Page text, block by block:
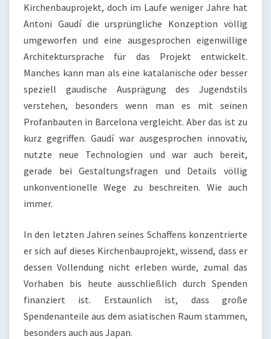
Kirchenbauprojekt, doch im Laufe weniger Jahre hat
Antoni Gaudí die ursprüngliche Konzeption völlig
umgeworfen und eine ausgesprochen eigenwillige
Architektursprache für das Projekt entwickelt.
Manches kann man als eine katalanische oder besser
speziell gaudische Ausprägung des Jugendstils
verstehen, besonders wenn man es mit seinen
Profanbauten in Barcelona vergleicht. Aber das ist zu
kurz gegriffen. Gaudí war ausgesprochen innovativ,
nutzte neue Technologien und war auch bereit,
gerade bei Gestaltungsfragen und Details völlig
unkonventionelle Wege zu beschreiten. Wie auch
immer.
In den letzten Jahren seines Schaffens konzentrierte
er sich auf dieses Kirchenbauprojekt, wissend, dass er
dessen Vollendung nicht erleben würde, zumal das
Vorhaben bis heute ausschließlich durch Spenden
finanziert ist. Erstaunlich ist, dass große
Spendenanteile aus dem asiatischen Raum stammen,
besonders auch aus Japan.